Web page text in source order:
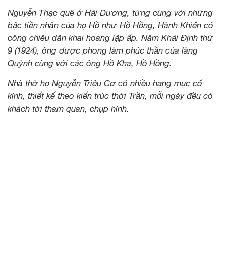
Nguyễn Thạc quê ở Hải Dương, từng cùng với những
bậc tiền nhân của họ Hồ như Hồ Hồng, Hành Khiển có
công chiêu dân khai hoang lập ấp. Năm Khải Định thứ
9 (1924), ông được phong làm phúc thần của làng
Quỳnh cùng với các ông Hồ Kha, Hồ Hồng.
Nhà thờ họ Nguyễn Triệu Cơ có nhiều hạng mục cổ
kính, thiết kế theo kiến trúc thời Trần, mỗi ngày đều có
khách tới tham quan, chụp hình.